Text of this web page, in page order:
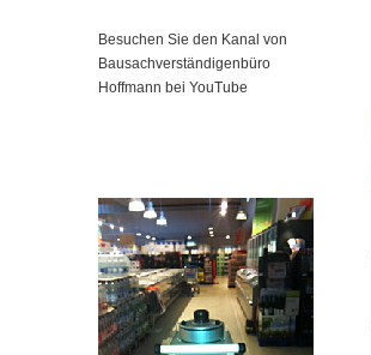
Besuchen Sie den Kanal von
Bausachverständigenbüro
Hoffmann bei YouTube